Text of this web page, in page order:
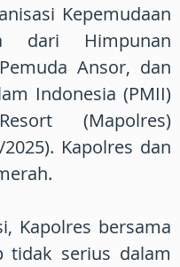
Kepemudaan
dari Himpunan
Ansor, dan
Indonesia (PMII)
(Mapolres)
Kapolres dan
Kapolres bersama
tidak serius dalam